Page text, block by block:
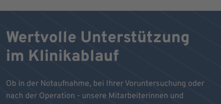
Wertvolle Unterstützung
im Klinikablauf
Ob in der Notaufnahme, bei Ihrer Voruntersuchung oder
nach der Operation - unsere Mitarbeiterinnen und